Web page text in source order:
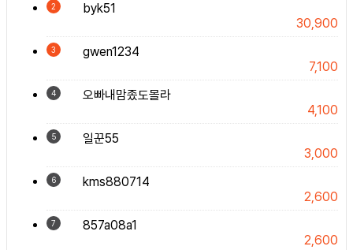
2
byk51
30,900
3
gwen1234
7,100
4
오빠내맘좄도몰라
4,100
5
일꾼55
3,000
6
kms880714
2,600
7
857a08a1
2,600